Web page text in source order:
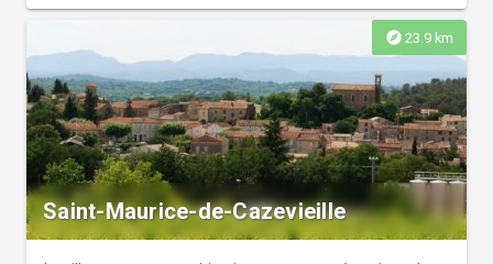
explore 23.9 km
Saint-Maurice-de-Cazevieille